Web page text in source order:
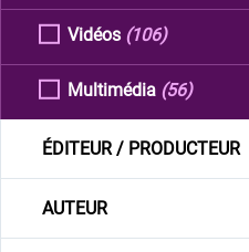
Vidéos (106)
Multimédia (56)
ÉDITEUR / PRODUCTEUR
AUTEUR